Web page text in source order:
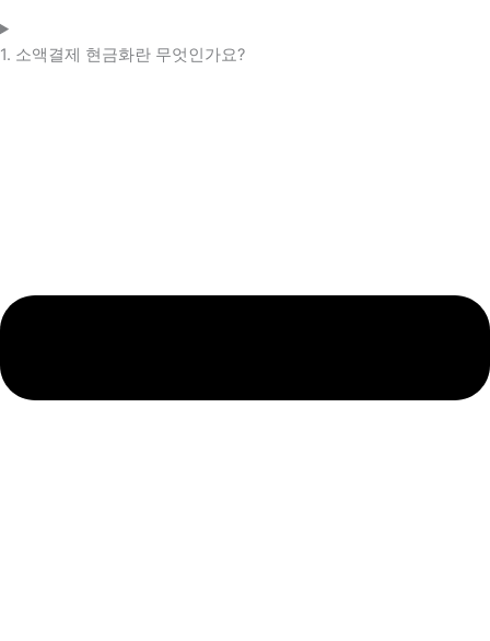
1. 소액결제 현금화란 무엇인가요?